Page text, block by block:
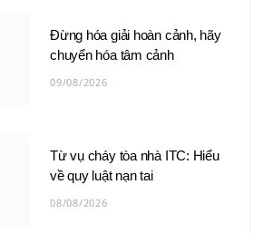
Đừng hóa giải hoàn cảnh, hãy
chuyển hóa tâm cảnh
09/08/2026
Từ vụ cháy tòa nhà ITC: Hiểu
về quy luật nạn tai
08/08/2026